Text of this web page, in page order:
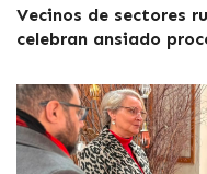
Vecinos de sectores
celebran ansiado